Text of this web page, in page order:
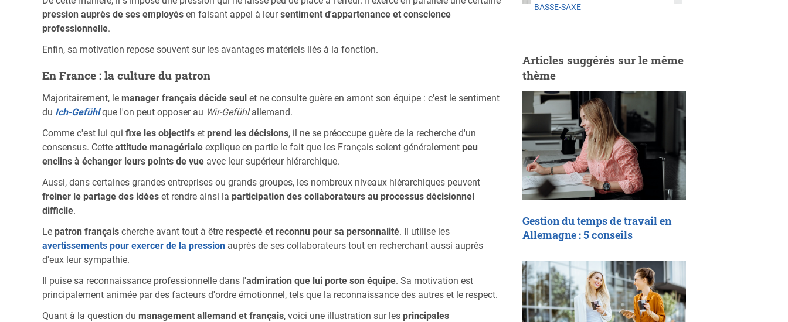
pression auprès de ses employés en faisant appel à leursentiment d'appartenance et conscience
professionnelle.
Enfin, sa motivation repose souvent sur les avantages matériels liés à la fonction.
En France : la culture du patron
Majoritairement, le manager français décide seul et ne consulte guère en amont son équipe : c'est le sentiment
du Ich-Gefühlque l'on peut opposer au Wir-Gefühlallemand.
Comme c'est lui qui fixe les objectifs et prend les décisions, il ne se préoccupe guère de la recherche d'un
consensus. Cette attitude managériale explique en partie le fait que les Français soient généralement peu
enclins à échanger leurs points de vue avec leur supérieur hiérarchique.
Aussi, dans certaines grandes entreprises ou grands groupes, les nombreux niveaux hiérarchiques peuvent
freiner le partage des idées et rendre ainsi la participation des collaborateurs au processus décisionnel
difficile.
Le patron français cherche avant tout à être respecté et reconnu pour sa personnalité. Il utilise les
avertissements pour exercer de la pression auprès de ses collaborateurs tout en recherchant aussi auprès
d'eux leur sympathie.
Il puise sa reconnaissance professionnelle dans l'admiration que lui porte son équipe. Sa motivation est
principalement animée par des facteurs d'ordre émotionnel, tels que la reconnaissance des autres et le respect.
Quant à la question du management allemand et français, voici une illustration sur les principales
BASSE-SAXE
Articles suggérés sur le même
thème
Gestion du temps de travail en
Allemagne : 5 conseils